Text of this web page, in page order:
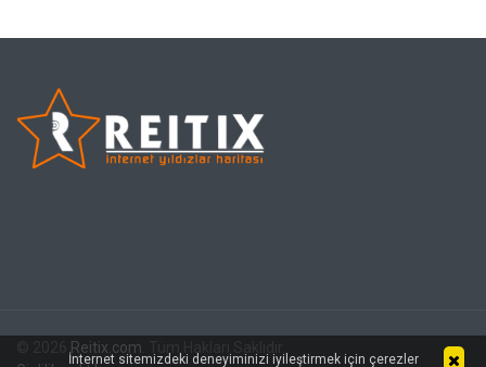
Reitix.com
İnternet sitemizdeki deneyiminizi iyileştirmek için çerezler